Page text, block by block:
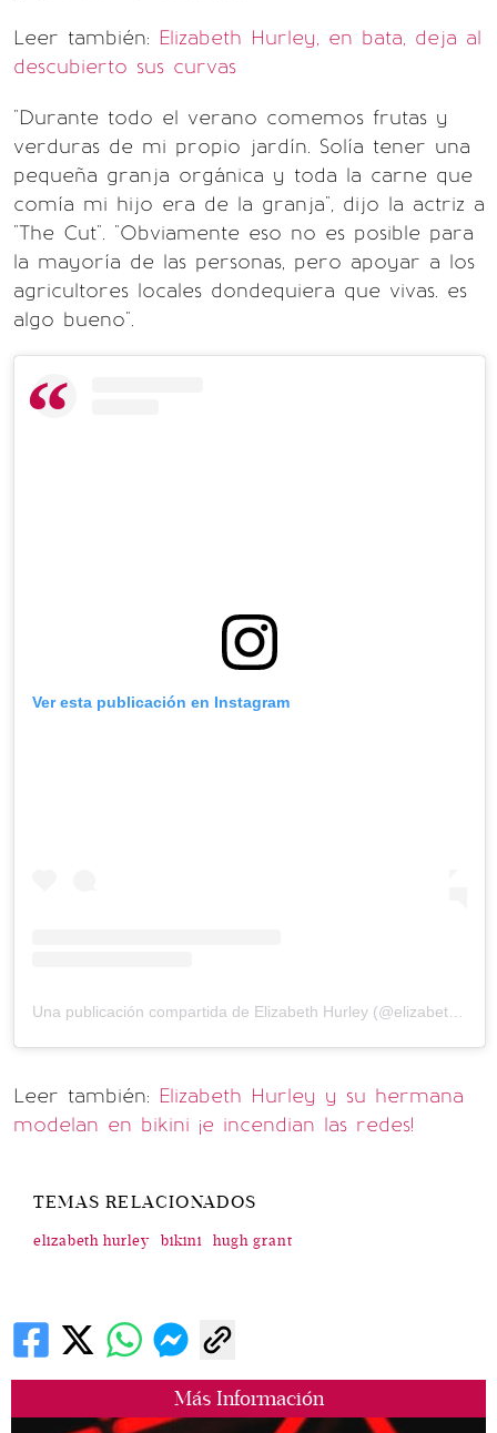
Más Información
Leer también: Elizabeth Hurley, en bata, deja al
descubierto sus curvas
"Durante todo el verano comemos frutas y
verduras de mi propio jardín. Solía ​​tener una
pequeña granja orgánica y toda la carne que
comía mi hijo era de la granja", dijo la actriz a
"The Cut". "Obviamente eso no es posible para
la mayoría de las personas, pero apoyar a los
agricultores locales dondequiera que vivas. es
algo bueno".
Ver esta publicación en Instagram
Leer también: Elizabeth Hurley y su hermana
modelan en bikini ¡e incendian las redes!
TEMAS RELACIONADOS
elizabeth hurley bikini hugh grant